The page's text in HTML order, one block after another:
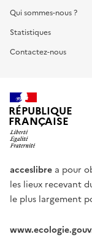
Qui sommes-nous ?
Statistiques
Contactez-nous
RÉPUBLIQUE
FRANÇAISE
acceslibre a pour
les lieux recevant
le plus largement